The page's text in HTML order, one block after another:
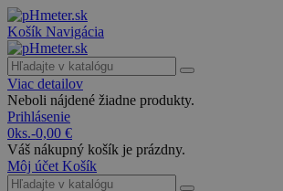
Košík Navigácia
Viac detailov
Neboli nájdené žiadne produkty.
Prihlásenie
0ks.-0,00 €
Váš nákupný košík je prázdny.
Môj účet Košík